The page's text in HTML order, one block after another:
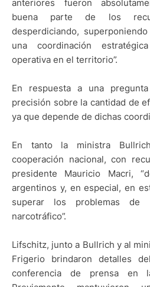
anteriores fueron
buena parte de los
desperdiciando,
una coordinación
operativa en el territorio”.
En respuesta a una
precisión sobre la cantidad de
ya que depende de dichas
En tanto la ministra
cooperación nacional, con
presidente Mauricio Macri,
argentinos y, en especial, en
superar los problemas
narcotráfico”.
Lifschitz, junto a Bullrich y al
Frigerio brindaron detalles
conferencia de prensa en